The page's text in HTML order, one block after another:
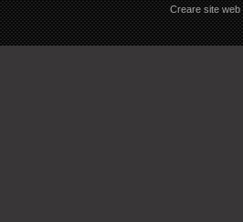
Creare site web